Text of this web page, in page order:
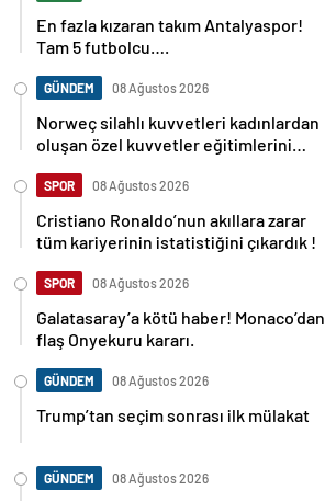
En fazla kızaran takım Antalyaspor!
Tam 5 futbolcu….
GÜNDEM 08 Ağustos 2026
Norweç silahlı kuvvetleri kadınlardan
oluşan özel kuvvetler eğitimlerini
SPOR 08 Ağustos 2026
Cristiano Ronaldo’nun akıllara zarar
tüm kariyerinin istatistiğini çıkardık !
SPOR 08 Ağustos 2026
Galatasaray’a kötü haber! Monaco’dan
flaş Onyekuru kararı.
GÜNDEM 08 Ağustos 2026
Trump’tan seçim sonrası ilk mülakat
GÜNDEM 08 Ağustos 2026